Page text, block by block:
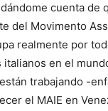
cuenta de
del Movimento
realmente por
italianos en el
trabajando -
el MAIE en